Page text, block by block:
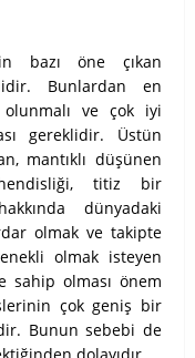
bazı öne çıkan
Bunlardan en
olunmalı ve çok iyi
gereklidir. Üstün
mantıklı düşünen
titiz bir
dünyadaki
olmak ve takipte
olmak isteyen
sahip olması önem
çok geniş bir
Bunun sebebi de